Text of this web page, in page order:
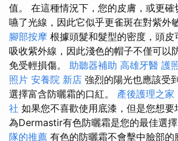
值。 在這種情況下，您的皮膚，或更確
嚥了光線，因此它似乎更雀斑在對紫外
腳部按摩 根據頭髮和髮型的密度，頭
吸收紫外線，因此淺色的帽子不僅可以
免受輕損傷。 助聽器補助 高雄牙醫 護
照片 安養院 新店 強烈的陽光也應該受
選擇富含防曬霜的口紅。 產後護理之家
社 如果您不喜歡使用底漆，但是您想
為Dermastir有色防曬霜是您的最佳選擇
隊的推薦 有色的防曬霜不會擊中臉部